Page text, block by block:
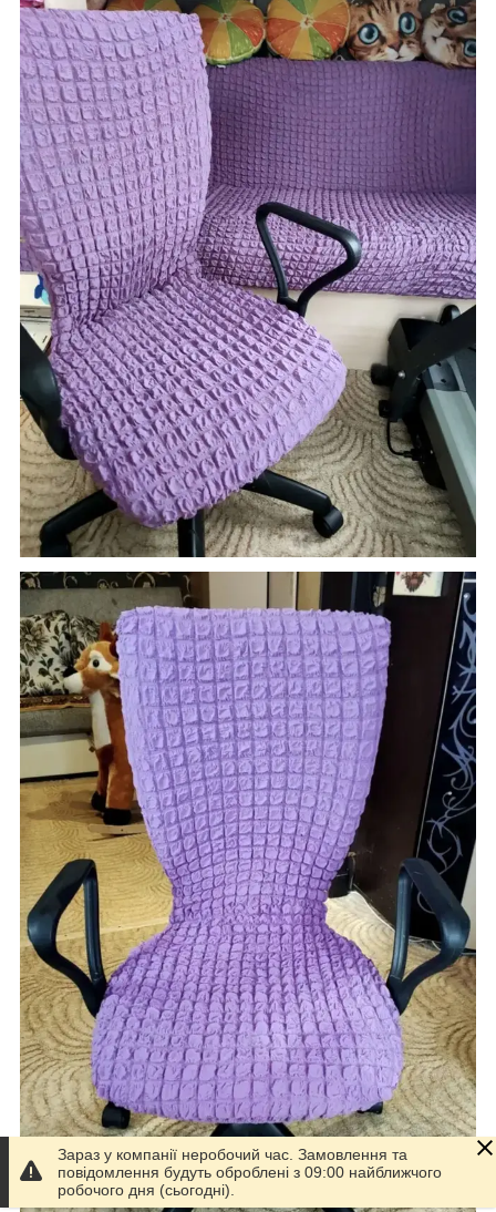
Зараз у компанії неробочий час. Замовлення та
повідомлення будуть оброблені з 09:00 найближчого
робочого дня (сьогодні).